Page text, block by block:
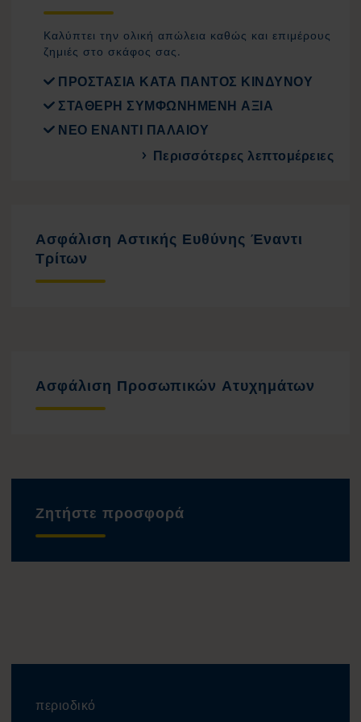
Καλύπτει την ολική απώλεια καθώς και επιμέρους
ζημιές στο σκάφος σας.
ΠΡΟΣΤΑΣΙΑ ΚΑΤΑ ΠΑΝΤΟΣ ΚΙΝΔΥΝΟΥ
ΣΤΑΘΕΡΗ ΣΥΜΦΩΝΗΜΕΝΗ ΑΞΙΑ
ΝΕΟ ΕΝΑΝΤΙ ΠΑΛΑΙΟΥ
Περισσότερες λεπτομέρειες
Ασφάλιση Αστικής Ευθύνης Έναντι
Τρίτων
Ασφάλιση Προσωπικών Ατυχημάτων
Ζητήστε προσφορά
περιοδικό